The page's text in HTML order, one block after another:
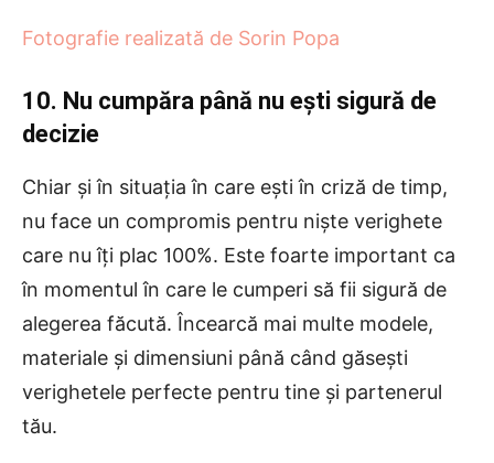
Fotografie realizată de Sorin Popa
10. Nu cumpăra până nu ești sigură de
decizie
Chiar și în situația în care ești în criză de timp,
nu face un compromis pentru niște verighete
care nu îți plac 100%. Este foarte important ca
în momentul în care le cumperi să fii sigură de
alegerea făcută. Încearcă mai multe modele,
materiale și dimensiuni până când găsești
verighetele perfecte pentru tine și partenerul
tău.